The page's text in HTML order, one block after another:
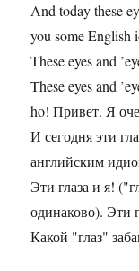
And today these
you some English
These eyes and
These eyes and
ho! Привет. Я
И сегодня эти
английским
Эти глаза и я!
одинаково). Эти
Какой "глаз"